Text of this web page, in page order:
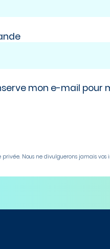
mon e-mail pour
Nous ne divulguerons jamais vos